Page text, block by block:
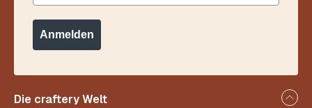
Die craftery Welt
Anmelden